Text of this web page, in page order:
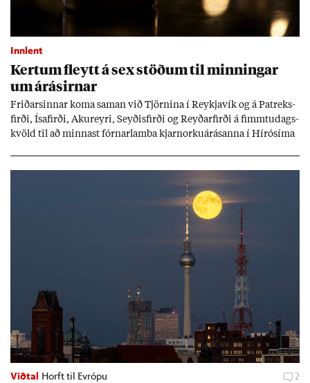
Innlent
Kert­um fleytt á sex stöð­um til minn­ing­ar
um árás­irn­ar
Frið­arsinn­ar koma sam­an við Tjörn­ina í Reykja­vík og á Pat­reks­
firði, Ísa­firði, Ak­ur­eyri, Seyð­is­firði og Reyð­ar­firði á fimmtu­dags­
kvöld til að minn­ast fórn­ar­lamba kjarn­orku­árás­anna í Hírósíma
Viðtal Horft til Evrópu 2